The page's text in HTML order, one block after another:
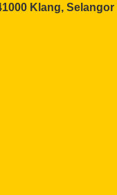
Klang, Selangor